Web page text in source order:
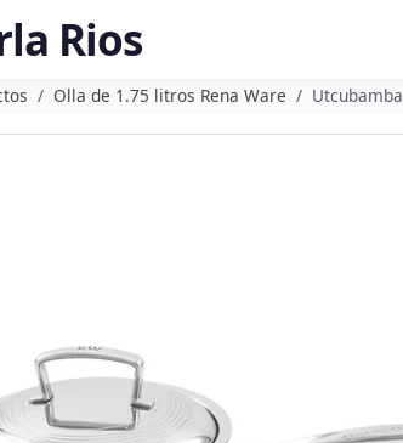
Rios
Olla de 1.75 litros Rena Ware Utcubamba